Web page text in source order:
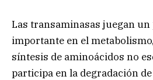
Las transaminasas juegan un
importante en el
síntesis de aminoácidos no
participa en la degradación